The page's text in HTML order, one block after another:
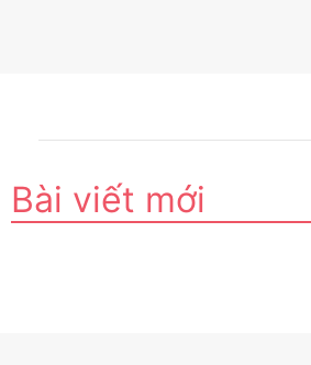
Bài viết mới